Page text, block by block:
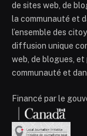
de sites web, de
la communauté et
l’ensemble des
diffusion unique
web, de blogues,
communauté et
Financé par le